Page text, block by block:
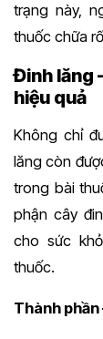
trạng này,
thuốc chữa
Đinh lăng
hiệu quả
Không chỉ
lăng còn
trong bài
phận cây
cho sức
thuốc.
Thành